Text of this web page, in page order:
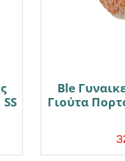
Ble
Γιούτα